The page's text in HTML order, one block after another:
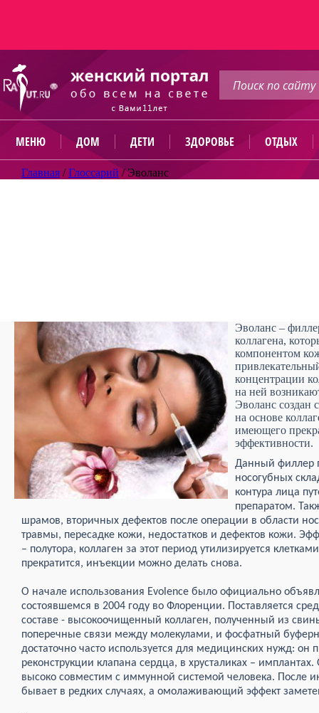
МЕНЮ ДОМ ДЕТИ ЗДОРОВЬЕ ОТДЫХ
Главная /Глоссарий /Эволанс
Эволанс –
коллагена,
компонентом
концентрации
на ней
Эволанс создан
на основе
имеющего
эффективности.
Данный филлер
носогубных
контура лица
препаратом.
шрамов, вторичных дефектов после операции в области
травмы, пересадке кожи, недостатков и дефектов кожи.
– полутора, коллаген за этот период утилизируется
прекратится, инъекции можно делать снова.
О начале использования Evolence было официально
состоявшемся в 2004 году во Флоренции. Поставляется
составе - высокоочищенный коллаген, полученный из
поперечные связи между молекулами, и фосфатный
достаточно часто используется для медицинских нужд: он
реконструкции клапана сердца, в хрусталиках –
высоко совместим с иммунной системой человека. После
бывает в редких случаях, а омолаживающий эффект